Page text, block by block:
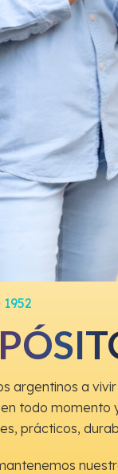
argentinos a
todo momento
prácticos,